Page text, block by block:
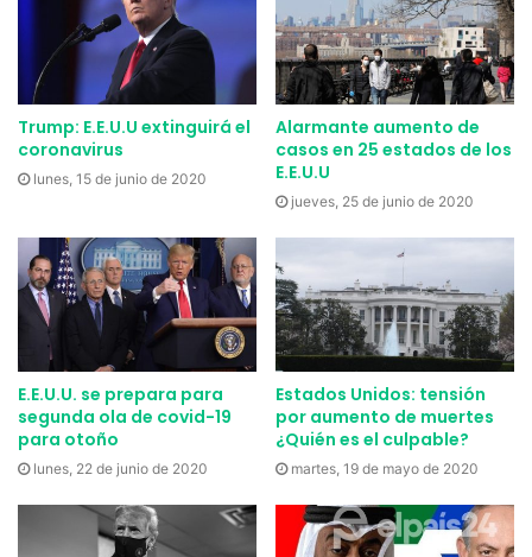
Trump: E.E.U.U extinguirá el
coronavirus
lunes, 15 de junio de 2020
Alarmante aumento de
casos en 25 estados de los
E.E.U.U
jueves, 25 de junio de 2020
E.E.U.U. se prepara para
segunda ola de covid-19
para otoño
lunes, 22 de junio de 2020
Estados Unidos: tensión
por aumento de muertes
¿Quién es el culpable?
martes, 19 de mayo de 2020